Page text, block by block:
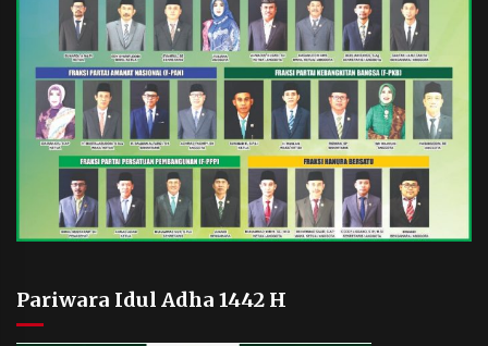
Pariwara Idul Adha 1442 H